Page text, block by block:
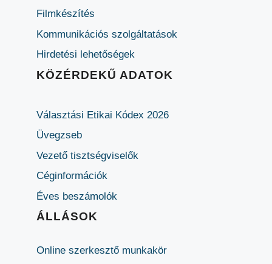
Filmkészítés
Kommunikációs szolgáltatások
Hirdetési lehetőségek
KÖZÉRDEKŰ ADATOK
Választási Etikai Kódex 2026
Üvegzseb
Vezető tisztségviselők
Céginformációk
Éves beszámolók
ÁLLÁSOK
Online szerkesztő munkakör